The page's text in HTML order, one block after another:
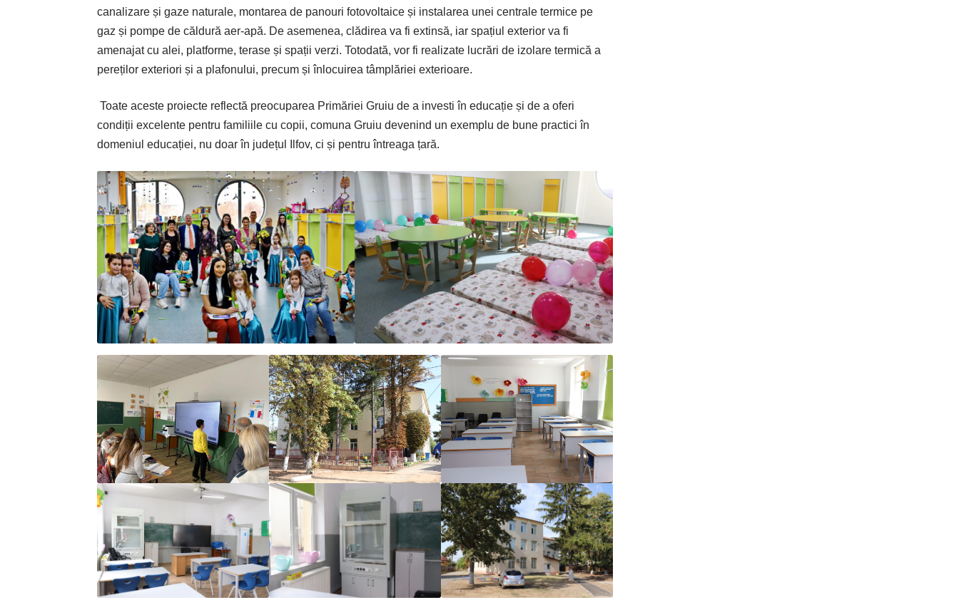
canalizare și gaze naturale, montarea de panouri fotovoltaice și instalarea unei centrale termice pe
gaz și pompe de căldură aer-apă. De asemenea, clădirea va fi extinsă, iar spațiul exterior va fi
amenajat cu alei, platforme, terase și spații verzi. Totodată, vor fi realizate lucrări de izolare termică a
pereților exteriori și a plafonului, precum și înlocuirea tâmplăriei exterioare.
Toate aceste proiecte reflectă preocuparea Primăriei Gruiu de a investi în educație și de a oferi
condiții excelente pentru familiile cu copii, comuna Gruiu devenind un exemplu de bune practici în
domeniul educației, nu doar în județul Ilfov, ci și pentru întreaga țară.